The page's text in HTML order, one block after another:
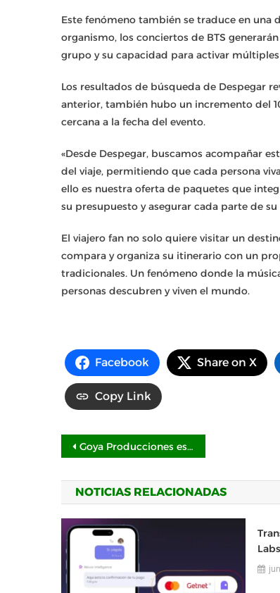
Este fenómeno también se traduce en una
organismo, los conciertos de BTS
grupo y su capacidad para activar
Los resultados de búsqueda de Despegar
anterior, también hubo un incremento del
cercana a la fecha del evento.
«Desde Despegar, buscamos acompañar
del viaje, permitiendo que cada persona
ello es nuestra oferta de paquetes que
su presupuesto y asegurar cada parte de
El viajero fan no solo quiere visitar un
compara y organiza su itinerario con un
tradicionales. Un fenómeno donde la
personas descubren y viven el mundo.
Facebook Share on X
Copy Link
Navegación
de
entradas
Goya Producciones estrenará en Cinemex «En Busca del Mesías» el próximo 14 de mayo
NOTICIAS RELACIONADAS
Labs